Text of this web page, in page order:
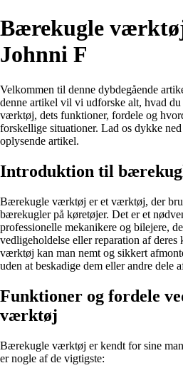
Bærekugle
Johnni F
Velkommen til denne dybdegående
denne artikel vil vi udforske alt, hvad
værktøj, dets funktioner, fordele og
forskellige situationer. Lad os dykke
oplysende artikel.
Introduktion til
Bærekugle værktøj er et værktøj, der
bærekugler på køretøjer. Det er et
professionelle mekanikere og bilejere,
vedligeholdelse eller reparation af
værktøj kan man nemt og sikkert
uden at beskadige dem eller andre dele
Funktioner og fordele
værktøj
Bærekugle værktøj er kendt for sine
er nogle af de vigtigste: